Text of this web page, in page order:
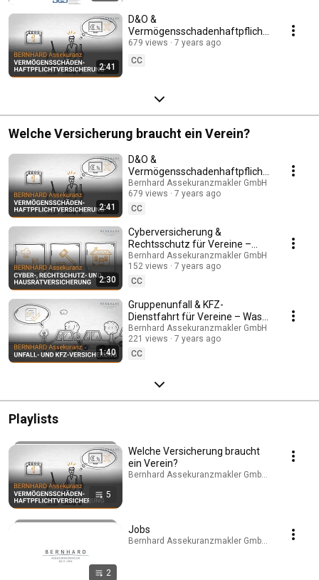
2:41
D&O &
Vermögensschadenhaftpflicht:
Vereinsorgane richtig absichern
| Bernhard Assekuranzmakler
679 views
7 years ago
CC
Welche Versicherung braucht ein Verein?
2:41
D&O &
Vermögensschadenhaftpflicht:
Vereinsorgane richtig absichern
| Bernhard Assekuranzmakler
Bernhard Assekuranzmakler GmbH
679 views
7 years ago
CC
2:30
Cyberversicherung &
Rechtsschutz für Vereine –
Was braucht ein Verein? |
Bernhard Assekuranzmakler
Bernhard Assekuranzmakler GmbH
152 views
7 years ago
CC
1:40
Gruppenunfall & KFZ-
Dienstfahrt für Vereine – Was
braucht ein Verein? | Bernhard
Assekuranzmakler
Bernhard Assekuranzmakler GmbH
221 views
7 years ago
CC
Playlists
5
Welche Versicherung braucht
ein Verein?
Bernhard Assekuranzmakler GmbH · Playlist
2
Jobs
Bernhard Assekuranzmakler GmbH · Playlist